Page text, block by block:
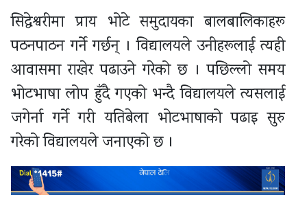
सिद्धेश्वरीमा प्राय भोटे समुदायका बालबालिकाहरू
पठनपाठन गर्ने गर्छन् । विद्यालयले उनीहरूलाई त्यही
आवासमा राखेर पढाउने गरेको छ । पछिल्लो समय
भोटभाषा लोप हुँदै गएको भन्दै विद्यालयले त्यसलाई
जगेर्ना गर्ने गरी यतिबेला भोटभाषाको पढाइ सुरु
गरेको विद्यालयले जनाएको छ ।